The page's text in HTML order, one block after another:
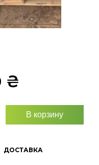
₴
В корзину
ДОСТАВКА